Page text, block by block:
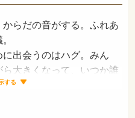
らだの音がする。ふれあ
出会うのはハグ。みん
大きくなって、いつか誰
そる生きています。うっ
する